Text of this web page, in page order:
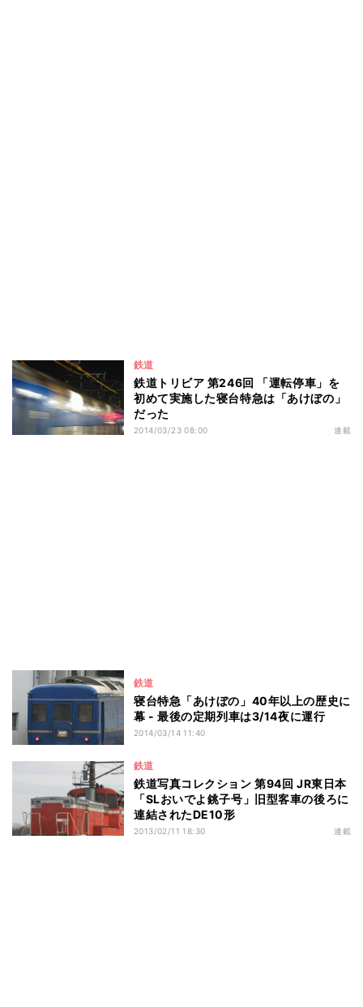
鉄道
鉄道トリビア 第246回 「運転停車」を
初めて実施した寝台特急は「あけぼの」
だった
2014/03/23 08:00 連載
鉄道
寝台特急「あけぼの」40年以上の歴史に
幕 - 最後の定期列車は3/14夜に運行
2014/03/14 11:40
鉄道
鉄道写真コレクション 第94回 JR東日本
「SLおいでよ銚子号」旧型客車の後ろに
連結されたDE10形
2013/02/11 18:30 連載